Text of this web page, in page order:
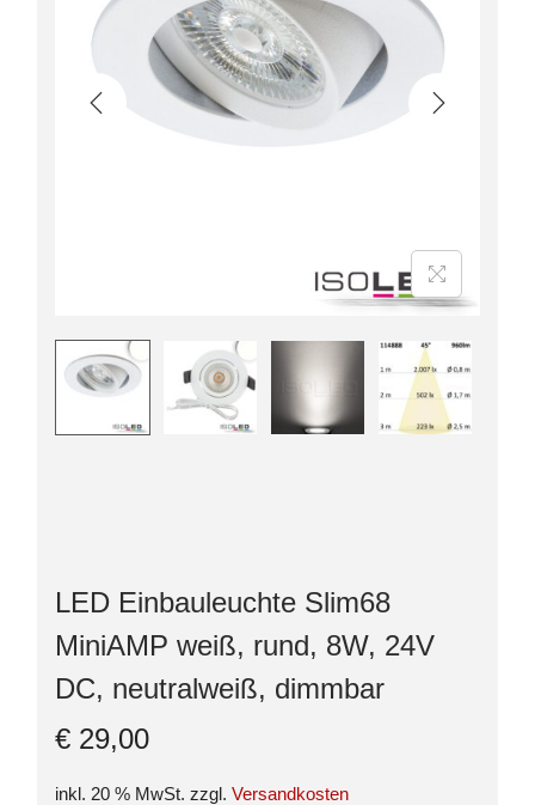
LED Einbauleuchte Slim68
MiniAMP weiß, rund, 8W, 24V
DC, neutralweiß, dimmbar
€ 29,00
inkl. 20 % MwSt. zzgl. Versandkosten